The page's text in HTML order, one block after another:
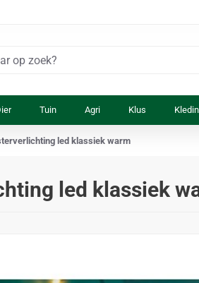
Tuin Agri Klus
led klassiek
led klassiek warm